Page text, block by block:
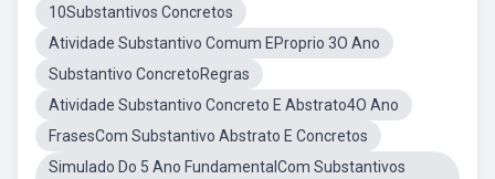
10Substantivos Concretos
Atividade Substantivo Comum EProprio 3O Ano
Substantivo ConcretoRegras
Atividade Substantivo Concreto E Abstrato4O Ano
FrasesCom Substantivo Abstrato E Concretos
Simulado Do 5 Ano FundamentalCom Substantivos